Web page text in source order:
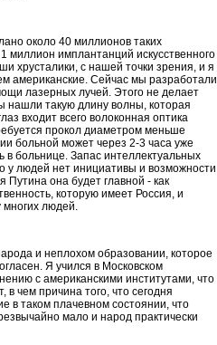
около 40 миллионов таких
миллион имплантанций искусственного
хрусталики, с нашей точки зрения, и я
американские. Сейчас мы разработали
лазерных лучей. Этого не делает
нашли такую длину волны, которая
входит всего волоконная оптика
прокол диаметром меньше
больной может через 2-3 часа уже
больнице. Запас интеллектуальных
у людей нет инициативы и возможности
Путина она будет главной - как
которую имеет Россия, и
людей.
и неплохом образовании, которое
Я учился в Московском
с американскими институтами, что
в чем причина того, что сегодня
в таком плачевном состоянии, что
мало и народ практически